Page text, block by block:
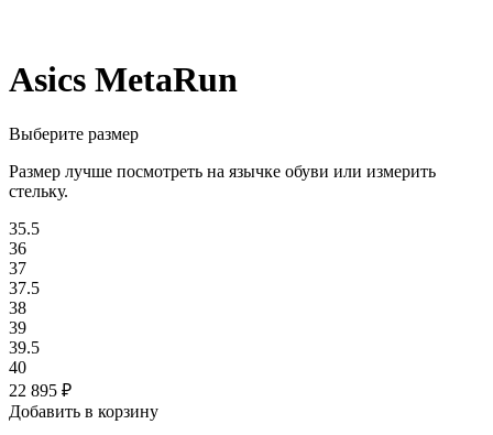
Asics MetaRun
Выберите размер
Размер лучше посмотреть на язычке обуви или измерить
стельку.
35.5
36
37
37.5
38
39
39.5
40
22 895 ₽
Добавить в корзину